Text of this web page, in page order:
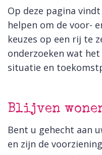
Op deze pagina
helpen om de voor-
keuzes op een rij te
onderzoeken wat
situatie en
Blijven
Bent u gehecht aan
en zijn de